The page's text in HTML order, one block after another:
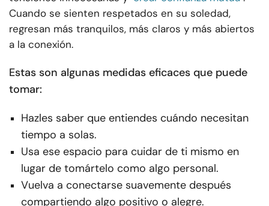
Cuando se sienten respetados en su soledad,
regresan más tranquilos, más claros y más abiertos
a la conexión.
Estas son algunas medidas eficaces que puede
tomar:
Hazles saber que entiendes cuándo necesitan
tiempo a solas.
Usa ese espacio para cuidar de ti mismo en
lugar de tomártelo como algo personal.
Vuelva a conectarse suavemente después
compartiendo algo positivo o alegre.